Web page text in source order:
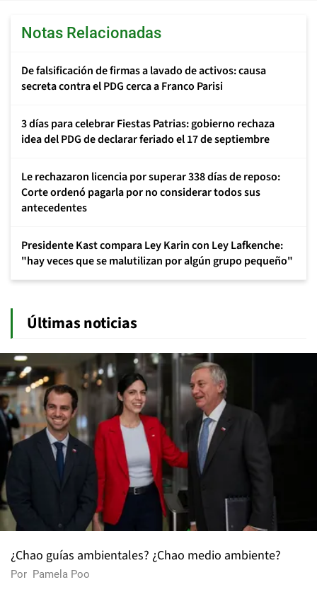
Notas Relacionadas
De falsificación de firmas a lavado de activos: causa
secreta contra el PDG cerca a Franco Parisi
3 días para celebrar Fiestas Patrias: gobierno rechaza
idea del PDG de declarar feriado el 17 de septiembre
Le rechazaron licencia por superar 338 días de reposo:
Corte ordenó pagarla por no considerar todos sus
antecedentes
Presidente Kast compara Ley Karin con Ley Lafkenche:
"hay veces que se malutilizan por algún grupo pequeño"
Últimas noticias
¿Chao guías ambientales? ¿Chao medio ambiente?
Por Pamela Poo